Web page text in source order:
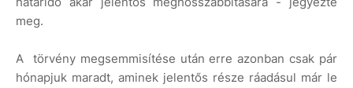
meg.
A törvény megsemmisítése után erre azonban csak pár
hónapjuk maradt, aminek jelentős része ráadásul már le